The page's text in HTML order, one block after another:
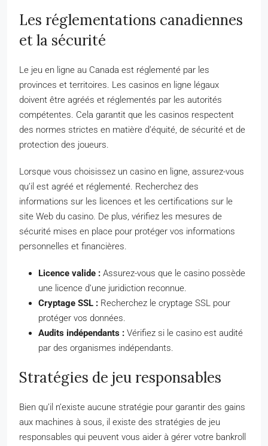
Les réglementations canadiennes
et la sécurité
Le jeu en ligne au Canada est réglementé par les
provinces et territoires. Les casinos en ligne légaux
doivent être agréés et réglementés par les autorités
compétentes. Cela garantit que les casinos respectent
des normes strictes en matière d’équité, de sécurité et de
protection des joueurs.
Lorsque vous choisissez un casino en ligne, assurez-vous
qu’il est agréé et réglementé. Recherchez des
informations sur les licences et les certifications sur le
site Web du casino. De plus, vérifiez les mesures de
sécurité mises en place pour protéger vos informations
personnelles et financières.
Licence valide : Assurez-vous que le casino possède
une licence d’une juridiction reconnue.
Cryptage SSL : Recherchez le cryptage SSL pour
protéger vos données.
Audits indépendants : Vérifiez si le casino est audité
par des organismes indépendants.
Stratégies de jeu responsables
Bien qu’il n’existe aucune stratégie pour garantir des gains
aux machines à sous, il existe des stratégies de jeu
responsables qui peuvent vous aider à gérer votre bankroll